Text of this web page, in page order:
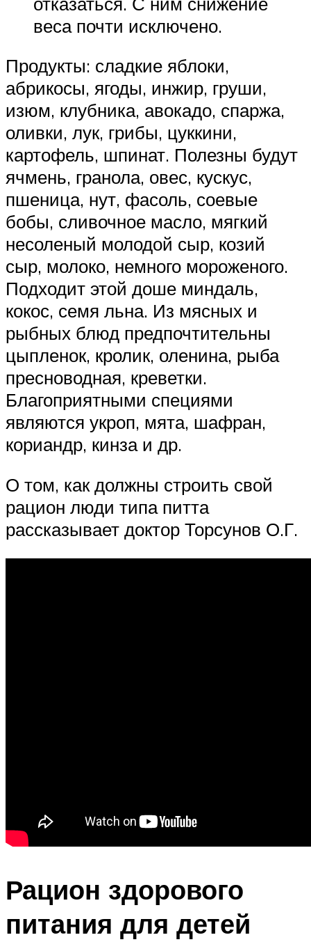
веса почти исключено.
Продукты: сладкие яблоки,
абрикосы, ягоды, инжир, груши,
изюм, клубника, авокадо, спаржа,
оливки, лук, грибы, цуккини,
картофель, шпинат. Полезны будут
ячмень, гранола, овес, кускус,
пшеница, нут, фасоль, соевые
бобы, сливочное масло, мягкий
несоленый молодой сыр, козий
сыр, молоко, немного мороженого.
Подходит этой доше миндаль,
кокос, семя льна. Из мясных и
рыбных блюд предпочтительны
цыпленок, кролик, оленина, рыба
пресноводная, креветки.
Благоприятными специями
являются укроп, мята, шафран,
кориандр, кинза и др.
О том, как должны строить свой
рацион люди типа питта
рассказывает доктор Торсунов О.Г.
Рацион здорового
питания для детей